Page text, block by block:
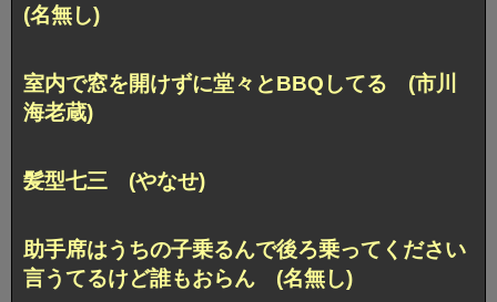
(名無し)
室内で窓を開けずに堂々とBBQしてる (市川
海老蔵)
髪型七三 (やなせ)
助手席はうちの子乗るんで後ろ乗ってください
言うてるけど誰もおらん (名無し)